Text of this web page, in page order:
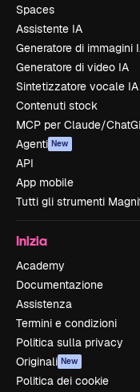
Spaces
Assistente IA
Generatore di immagini
Generatore di video IA
Sintetizzatore vocale IA
Contenuti stock
MCP per Claude/
Agenti New
API
App mobile
Tutti gli strumenti
Inizia
Academy
Documentazione
Assistenza
Termini e condizioni
Politica sulla privacy
Originali New
Politica dei cookie